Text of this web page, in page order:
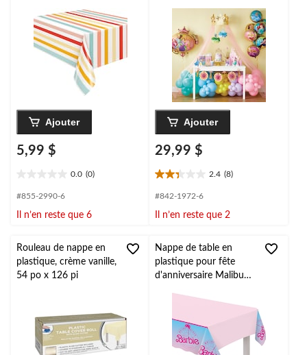
Ajouter
5,99 $
0.0 (0)
étoile(s)
5.
#855-2990-6
Il n’en reste que 6
canopée en tulle, 90
po, paq. 4, pour fête
d'anniversaire
Ajouter
29,99 $
2.4 (8)
2.4
étoile(s)
5.
évaluations
#842-1972-6
Il n’en reste que 2
Rouleau de nappe en
plastique, crème vanille,
54 po x 126 pi
Nappe de table en
plastique pour fête
d'anniversaire Malibu
et l'extérieur, 54 x 96